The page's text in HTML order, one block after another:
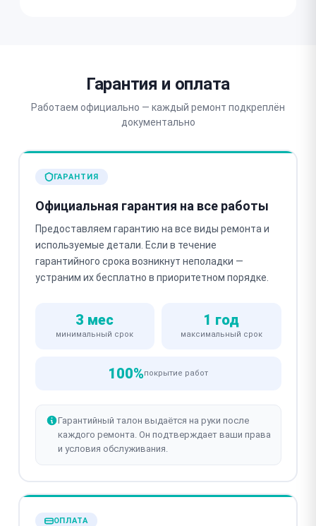
Гарантия и оплата
Работаем официально — каждый ремонт подкреплён
документально
ГАРАНТИЯ
Официальная гарантия на все работы
Предоставляем гарантию на все виды ремонта и
используемые детали. Если в течение
гарантийного срока возникнут неполадки —
устраним их бесплатно в приоритетном порядке.
3 мес
минимальный срок
1 год
максимальный срок
100%покрытие работ
Гарантийный талон выдаётся на руки после
каждого ремонта. Он подтверждает ваши права
и условия обслуживания.
ОПЛАТА